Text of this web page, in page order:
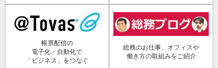
帳票配信の
電子化・自動化で
「ビジネス」をつなぐ
総務のお仕事、オフィスや
働き方の取組みをご紹介